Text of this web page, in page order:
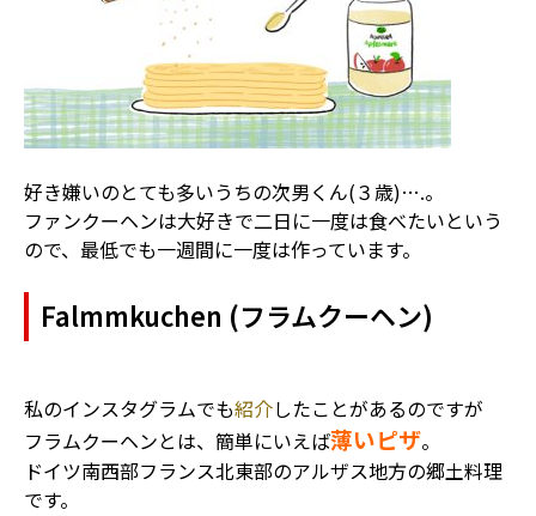
好き嫌いのとても多いうちの次男くん(３歳)….。
ファンクーヘンは大好きで二日に一度は食べたいという
ので、最低でも一週間に一度は作っています。
Falmmkuchen (フラムクーヘン)
私のインスタグラムでも紹介したことがあるのですが
フラムクーヘンとは、簡単にいえば薄いピザ。
ドイツ南西部フランス北東部のアルザス地方の郷土料理
です。